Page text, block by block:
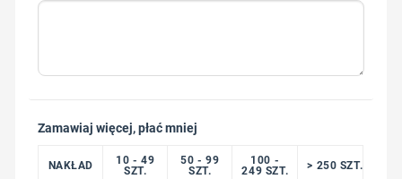
Zamawiaj więcej, płać mniej
NAKŁAD
10 - 49
SZT.
50 - 99
SZT.
100 -
249 SZT.
> 250 SZT.